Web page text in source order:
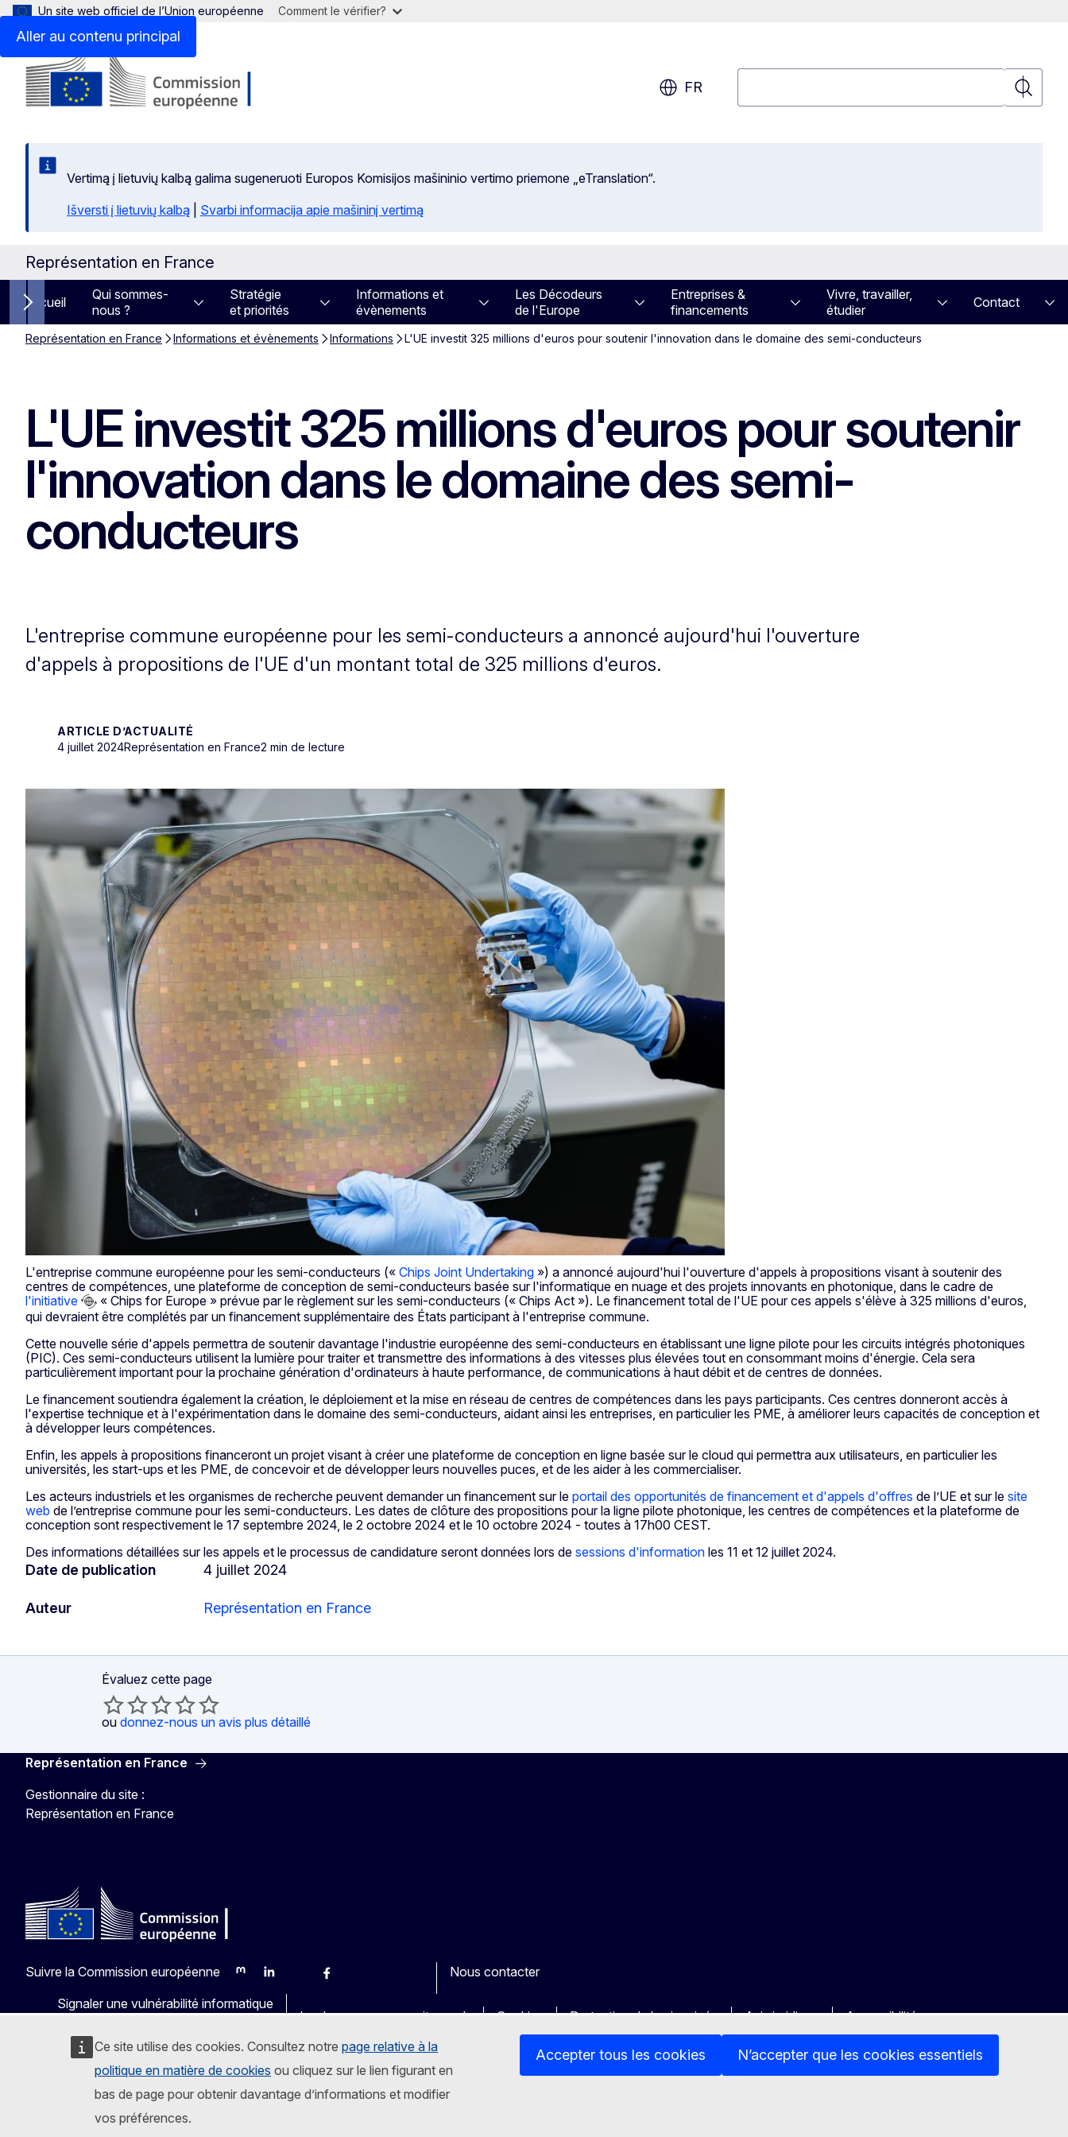
Aller au contenu principal
Ce site utilise des cookies. Consultez notre page relative à la
politique en matière de cookies ou cliquez sur le lien figurant en
bas de page pour obtenir davantage d’informations et modifier
vos préférences.
Accepter tous les cookies N’accepter que les cookies essentiels
Un site web officiel de l’Union européenne Comment le vérifier?
FR
Vertimą į lietuvių kalbą galima sugeneruoti Europos Komisijos mašininio vertimo priemone „eTranslation“.
Išversti į lietuvių kalbą
Svarbi informacija apie mašininį vertimą
Représentation en France
Next items
Accueil
Qui sommes-
nous ?
Stratégie
et priorités
Informations et
évènements
Les Décodeurs
de l'Europe
Entreprises &
financements
Vivre, travailler,
étudier
Contact
Représentation en France Informations et évènements Informations L'UE investit 325 millions d'euros pour soutenir l'innovation dans le domaine des semi-conducteurs
L'UE investit 325 millions d'euros pour soutenir
l'innovation dans le domaine des semi-
conducteurs
L'entreprise commune européenne pour les semi-conducteurs a annoncé aujourd'hui l'ouverture
d'appels à propositions de l'UE d'un montant total de 325 millions d'euros.
ARTICLE D’ACTUALITÉ
4 juillet 2024Représentation en France2 min de lecture
L'entreprise commune européenne pour les semi-conducteurs (« Chips Joint Undertaking ») a annoncé aujourd'hui l'ouverture d'appels à propositions visant à soutenir des
centres de compétences, une plateforme de conception de semi-conducteurs basée sur l'informatique en nuage et des projets innovants en photonique, dans le cadre de
l'initiative
« Chips for Europe » prévue par le règlement sur les semi-conducteurs (« Chips Act »). Le financement total de l'UE pour ces appels s'élève à 325 millions d'euros,
qui devraient être complétés par un financement supplémentaire des États participant à l'entreprise commune.
Cette nouvelle série d'appels permettra de soutenir davantage l'industrie européenne des semi-conducteurs en établissant une ligne pilote pour les circuits intégrés photoniques
(PIC). Ces semi-conducteurs utilisent la lumière pour traiter et transmettre des informations à des vitesses plus élevées tout en consommant moins d'énergie. Cela sera
particulièrement important pour la prochaine génération d'ordinateurs à haute performance, de communications à haut débit et de centres de données.
Le financement soutiendra également la création, le déploiement et la mise en réseau de centres de compétences dans les pays participants. Ces centres donneront accès à
l'expertise technique et à l'expérimentation dans le domaine des semi-conducteurs, aidant ainsi les entreprises, en particulier les PME, à améliorer leurs capacités de conception et
à développer leurs compétences.
Enfin, les appels à propositions financeront un projet visant à créer une plateforme de conception en ligne basée sur le cloud qui permettra aux utilisateurs, en particulier les
universités, les start-ups et les PME, de concevoir et de développer leurs nouvelles puces, et de les aider à les commercialiser.
Les acteurs industriels et les organismes de recherche peuvent demander un financement sur le portail des opportunités de financement et d'appels d'offres de l’UE et sur le site
web de l’entreprise commune pour les semi-conducteurs. Les dates de clôture des propositions pour la ligne pilote photonique, les centres de compétences et la plateforme de
conception sont respectivement le 17 septembre 2024, le 2 octobre 2024 et le 10 octobre 2024 - toutes à 17h00 CEST.
Des informations détaillées sur les appels et le processus de candidature seront données lors de sessions d'information les 11 et 12 juillet 2024.
Date de publication 4 juillet 2024
Auteur Représentation en France
Évaluez cette page
ou donnez-nous un avis plus détaillé
Représentation en France
Gestionnaire du site :
Représentation en France
Suivre la Commission européenne
MastodonLinkedInBlueskyFacebook
Nous contacter
Signaler une vulnérabilité informatique
Les langues sur nos sites web
Cookies Protection de la vie privée Avis juridique Accessibilité